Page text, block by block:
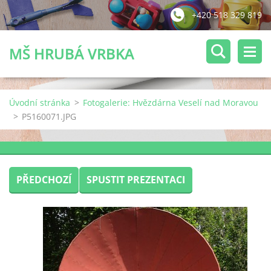
+420 518 329 819
MŠ HRUBÁ VRBKA
Úvodní stránka > Fotogalerie: Hvězdárna Veselí nad Moravou
> P5160071.JPG
PŘEDCHOZÍ SPUSTIT PREZENTACI